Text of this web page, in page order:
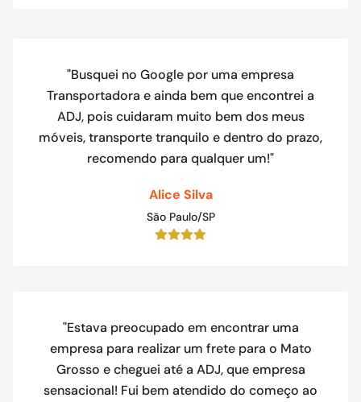
"Busquei no Google por uma empresa
Transportadora e ainda bem que encontrei a
ADJ, pois cuidaram muito bem dos meus
móveis, transporte tranquilo e dentro do prazo,
recomendo para qualquer um!"
Alice Silva
São Paulo/SP
"Estava preocupado em encontrar uma
empresa para realizar um frete para o Mato
Grosso e cheguei até a ADJ, que empresa
sensacional! Fui bem atendido do começo ao